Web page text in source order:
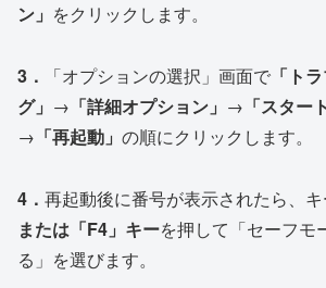
ン」 をクリックします。
3． 「オプションの選択」画面で 「ト
グ」 → 「詳細オプション」 → 「スター
→ 「再起動」 の順にクリックします。
4． 再起動後に番号が表示されたら、
または「F4」キーを押して「セーフモ
る」を選びます。